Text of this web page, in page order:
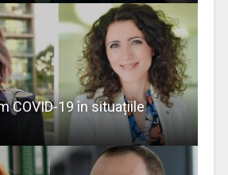
COVID-19 în situațiile